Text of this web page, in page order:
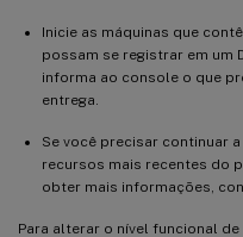
Inicie as máquinas que
possam se registrar em um
informa ao console o que
entrega.
Se você precisar continuar
recursos mais recentes do
obter mais informações,
Para alterar o nível funcional